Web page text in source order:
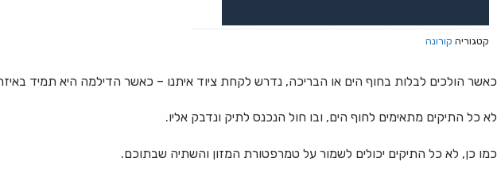
קטגוריה קורונה
כאשר הולכים לבלות בחוף הים או הבריכה, נדרש לקחת ציוד איתנו – כאשר הדילמה היא תמיד
לא כל התיקים מתאימים לחוף הים, ובו חול הנכנס לתיק ונדבק אליו.
כמו כן, לא כל התיקים יכולים לשמור על טמרפטורת המזון והשתיה שבתוכם.